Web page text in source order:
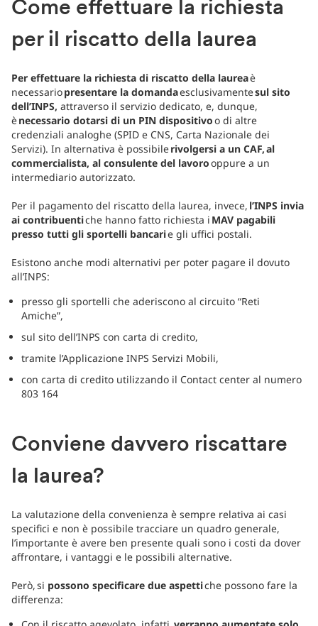
Come effettuare la richiesta
per il riscatto della laurea
Per effettuare la richiesta di riscatto della laureaè
necessariopresentare la domandaesclusivamentesul sito
dell’INPS, attraverso il servizio dedicato, e, dunque,
ènecessario dotarsi di un PIN dispositivoo di altre
credenziali analoghe (SPID e CNS, Carta Nazionale dei
Servizi). In alternativa è possibilerivolgersi a un CAF, al
commercialista, al consulente del lavorooppure a un
intermediario autorizzato.
Per il pagamento del riscatto della laurea, invece, l’INPS invia
ai contribuentiche hanno fatto richiesta i MAV pagabili
presso tutti gli sportelli bancarie gli uffici postali.
Esistono anche modi alternativi per poter pagare il dovuto
all’INPS:
presso gli sportelli che aderiscono al circuito “Reti
Amiche”,
sul sito dell’INPS con carta di credito,
tramite l’Applicazione INPS Servizi Mobili,
con carta di credito utilizzando il Contact center al numero
803 164
Conviene davvero riscattare
la laurea?
La valutazione della convenienza è sempre relativa ai casi
specifici e non è possibile tracciare un quadro generale,
l’importante è avere ben presente quali sono i costi da dover
affrontare, i vantaggi e le possibili alternative.
Però, si possono specificare due aspettiche possono fare la
differenza: